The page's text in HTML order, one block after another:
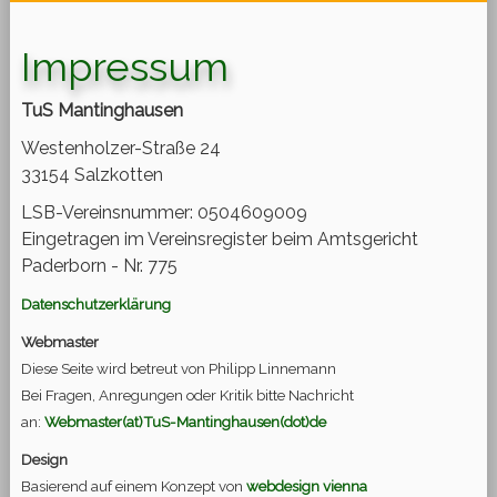
Impressum
TuS Mantinghausen
Westenholzer-Straße 24
33154 Salzkotten
LSB-Vereinsnummer: 0504609009
Eingetragen im Vereinsregister beim Amtsgericht
Paderborn - Nr. 775
Datenschutzerklärung
Webmaster
Diese Seite wird betreut von Philipp Linnemann
Bei Fragen, Anregungen oder Kritik bitte Nachricht
an: Webmaster(at)TuS-Mantinghausen(dot)de
Design
Basierend auf einem Konzept von webdesign vienna